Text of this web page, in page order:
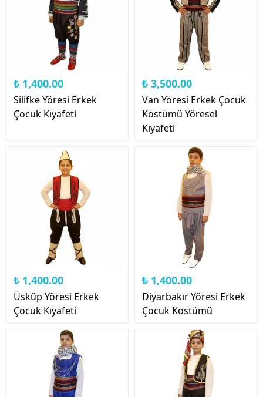
₺ 1,400.00
Silifke Yöresi Erkek
Çocuk Kıyafeti
₺ 3,500.00
Van Yöresi Erkek Çocuk
Kostümü Yöresel
Kıyafeti
₺ 1,400.00
Üsküp Yöresi Erkek
Çocuk Kıyafeti
₺ 1,400.00
Diyarbakır Yöresi Erkek
Çocuk Kostümü